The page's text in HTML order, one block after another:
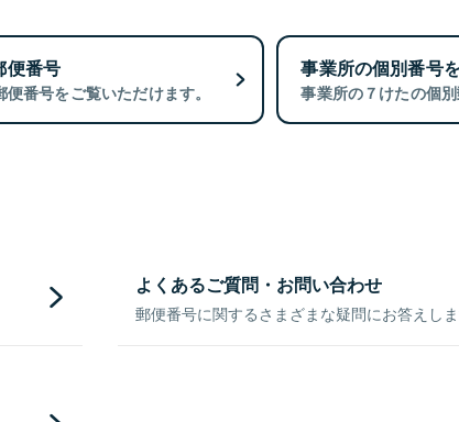
便番号
番号をご覧いただけます。
事業所の個別番号
事業所の７けたの個
よくあるご質問・お問い合わせ
郵便番号に関するさまざまな疑問にお答えしま